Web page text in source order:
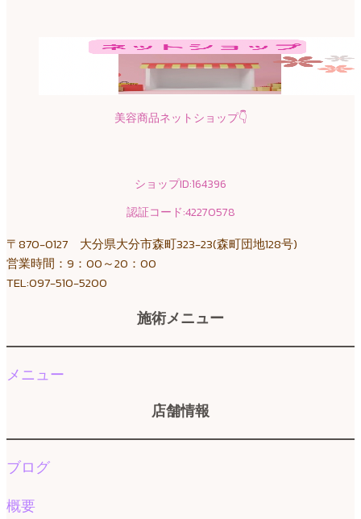
美容商品ネットショップ👇
ショップID:164396
認証コード:42270578
〒870-0127 大分県大分市森町323-23(森町団地128号)
営業時間：9：00～20：00
TEL:097-510-5200
施術メニュー
メニュー
店舗情報
ブログ
概要